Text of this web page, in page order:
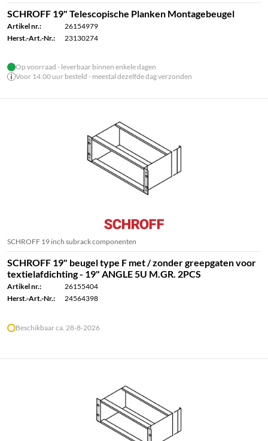
SCHROFF 19" Telescopische Planken Montagebeugel
Artikel nr.:
26154979
Herst.-Art.-Nr.:
23130274
Op voorraad - leverbaar binnen enkele dagen
Voor 14.00 uur besteld - meestal dezelfde dag verzonden
SCHROFF 19 inch subrack componenten
SCHROFF 19" beugel type F met / zonder greepgaten voor
textielafdichting - 19" ANGLE 5U M.GR. 2PCS
Artikel nr.:
26155404
Herst.-Art.-Nr.:
24564398
Beschikbaar ca. 28-8-2026